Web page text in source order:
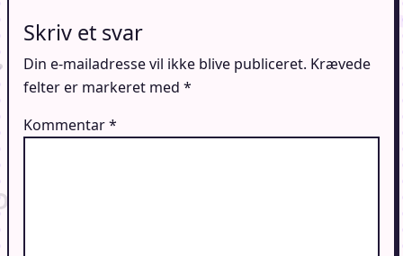
Skriv et svar
Din e-mailadresse vil ikke blive publiceret. Krævede
felter er markeret med *
Kommentar*